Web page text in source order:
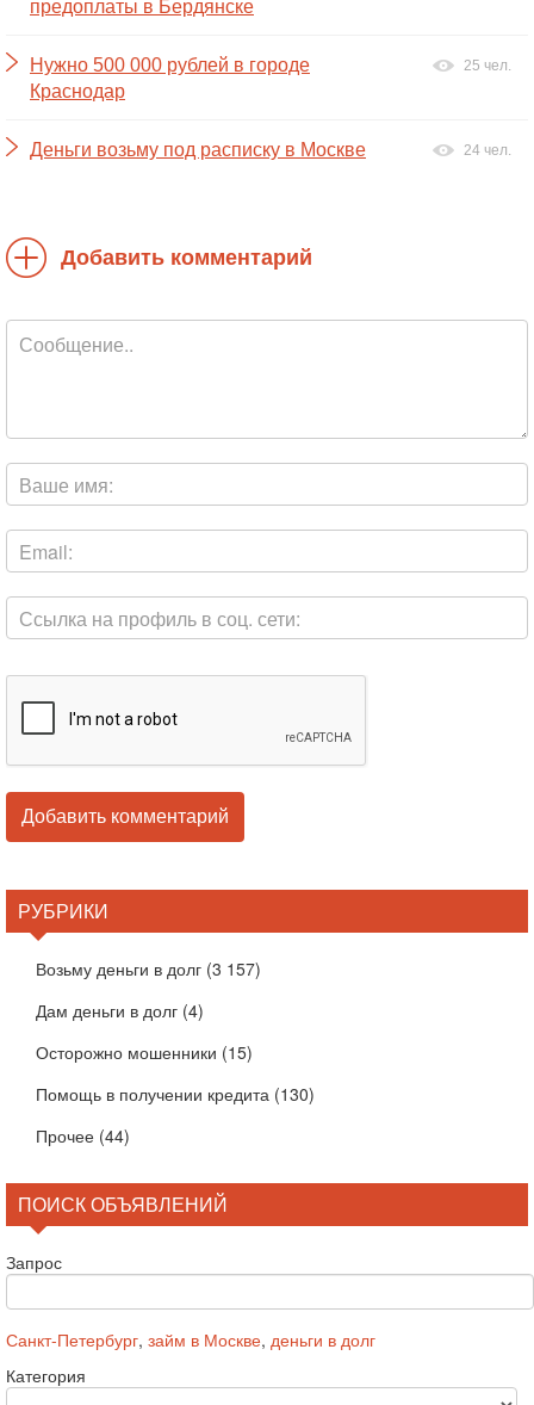
предоплаты в Бердянске
Нужно 500 000 рублей в городе
Краснодар
25 чел.
Деньги возьму под расписку в Москве 24 чел.
Добавить комментарий
РУБРИКИ
Возьму деньги в долг (3 157)
Дам деньги в долг (4)
Осторожно мошенники (15)
Помощь в получении кредита (130)
Прочее (44)
ПОИСК ОБЪЯВЛЕНИЙ
Запрос
Санкт-Петербург, займ в Москве, деньги в долг
Категория